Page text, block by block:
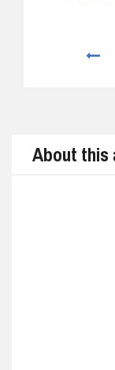
About this